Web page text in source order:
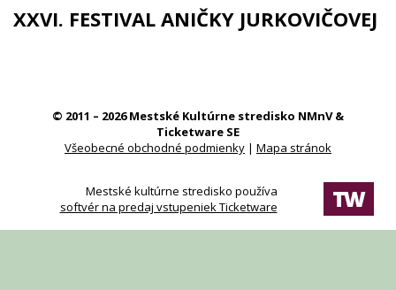
XXVI. FESTIVAL ANIČKY JURKOVIČOVEJ
© 2011 – 2026 Mestské Kultúrne stredisko NMnV &
Ticketware SE
Všeobecné obchodné podmienky | Mapa stránok
Mestské kultúrne stredisko používa
softvér na predaj vstupeniek Ticketware